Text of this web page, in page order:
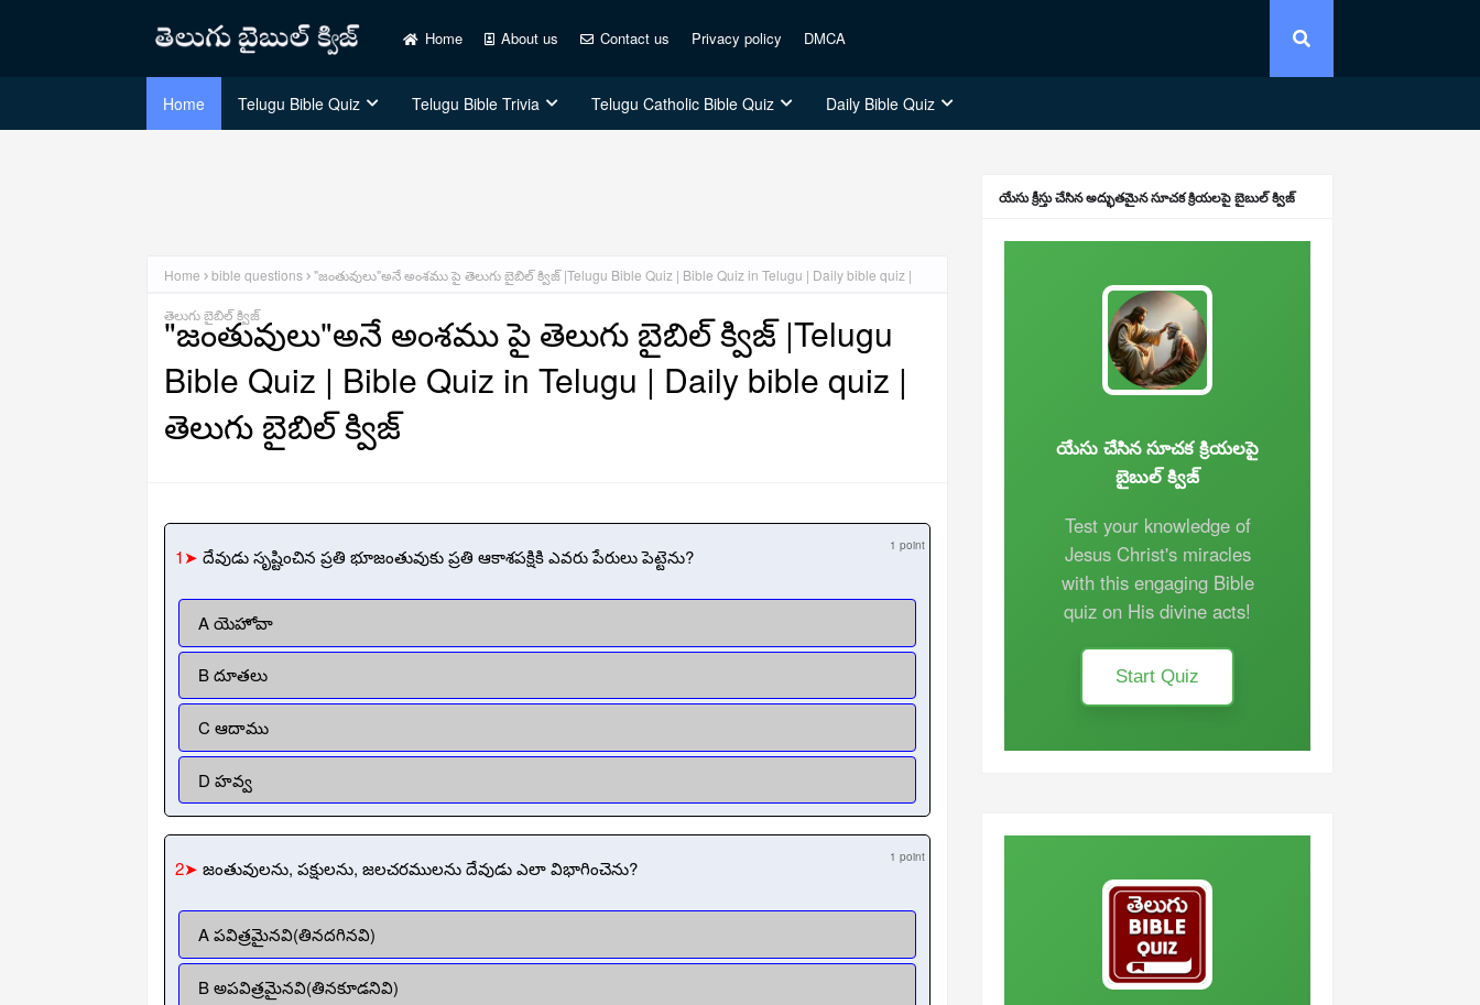
Home About us Contact us Privacy policy DMCA
Home Telugu Bible Quiz Telugu Bible Trivia Telugu Catholic Bible Quiz Daily Bible Quiz
Home bible questions "జంతువులు"అనే అంశము పై తెలుగు బైబిల్ క్విజ్ |Telugu Bible Quiz | Bible Quiz in Telugu | Daily bible quiz |
తెలుగు బైబిల్ క్విజ్
"జంతువులు"అనే అంశము పై తెలుగు బైబిల్ క్విజ్ |Telugu
Bible Quiz | Bible Quiz in Telugu | Daily bible quiz |
తెలుగు బైబిల్ క్విజ్
1➤ దేవుడు సృష్టించిన ప్రతి భూజంతువుకు ప్రతి ఆకాశపక్షికి ఎవరు పేరులు పెట్టెను? 1 point
A యెహోవా
B దూతలు
C ఆదాము
D హవ్వ
2➤ జంతువులను, పక్షులను, జలచరములను దేవుడు ఎలా విభాగించెను? 1 point
A పవిత్రమైనవి(తినదగినవి)
B అపవిత్రమైనవి(తినకూడనివి)
యేసు క్రీస్తు చేసిన అద్భుతమైన సూచక క్రియలపై బైబుల్ క్విజ్
యేసు చేసిన సూచక క్రియలపై
బైబుల్ క్విజ్
Test your knowledge of
Jesus Christ's miracles
with this engaging Bible
quiz on His divine acts!
Start Quiz